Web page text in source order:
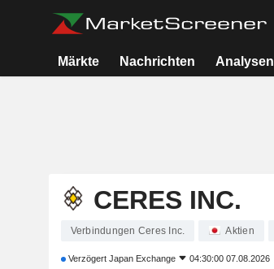
Märkte Nachrichten Analysen
CERES INC.
Verbindungen Ceres Inc. Aktien
Verzögert Japan Exchange 04:30:00 07.08.2026